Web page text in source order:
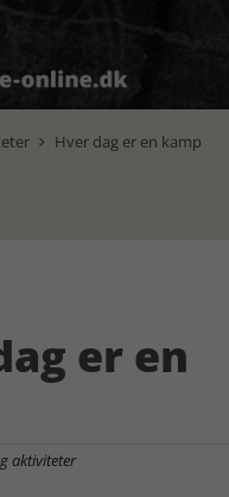
 Hver dag er en kamp
er en
aktiviteter